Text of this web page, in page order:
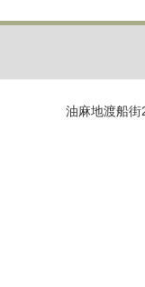
油麻地渡船